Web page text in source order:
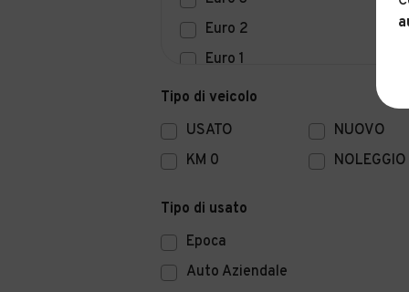
Euro 2
Euro 1
Euro 0
Tipo di veicolo
USATO
NUOVO
KM 0
NOLEGGIO
Tipo di usato
Epoca
Auto Aziendale